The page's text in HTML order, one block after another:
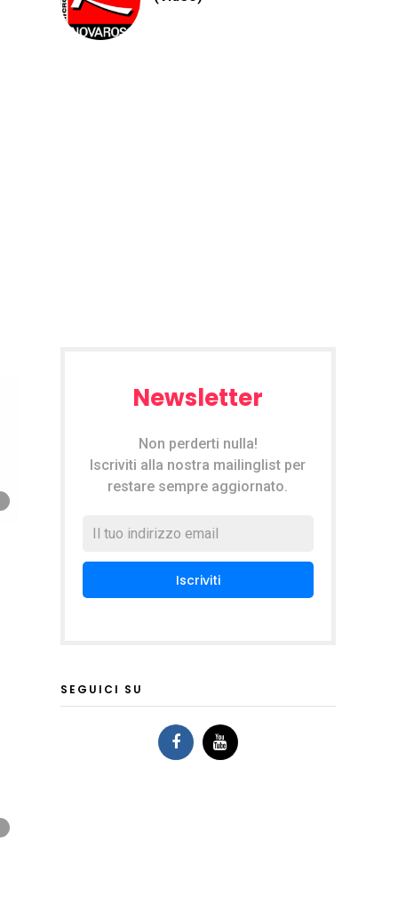
Newsletter
Non perderti nulla!
Iscriviti alla nostra mailinglist per
restare sempre aggiornato.
SEGUICI SU